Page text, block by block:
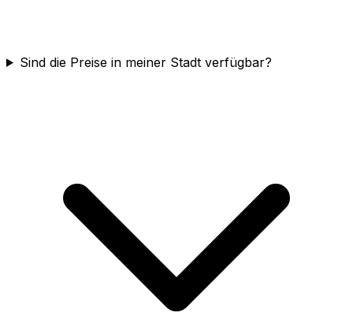
Sind die Preise in meiner Stadt verfügbar?